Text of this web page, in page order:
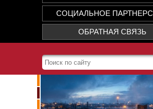
СОЦИАЛЬНОЕ
ОБРАТНАЯ СВЯЗЬ